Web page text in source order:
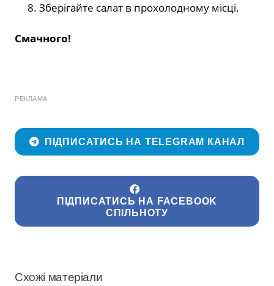
Зберігайте салат в прохолодному місці.
Смачного!
РЕКЛАМА
ПІДПИСАТИСЬ НА TELEGRAM КАНАЛ
ПІДПИСАТИСЬ НА FACEBOOK
СПІЛЬНОТУ
Схожі матеріали